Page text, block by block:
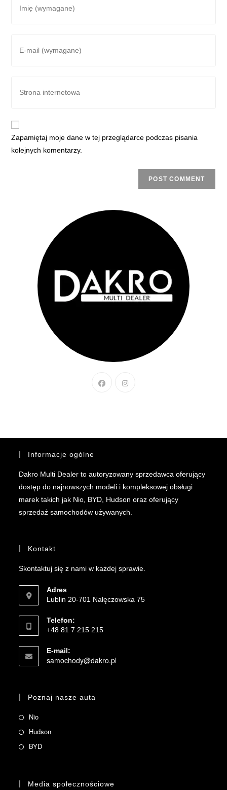
Zapamiętaj moje dane w tej przeglądarce podczas pisania
kolejnych komentarzy.
Informacje ogólne
Dakro Multi Dealer to autoryzowany sprzedawca oferujący
dostęp do najnowszych modeli i kompleksowej obsługi
marek takich jak Nio, BYD, Hudson oraz oferujący
sprzedaż samochodów używanych.
Kontakt
Skontaktuj się z nami w każdej sprawie.
Adres
Lublin 20-701 Nałęczowska 75
Telefon:
+48 81 7 215 215
E-mail:
samochody@dakro.pl
Poznaj nasze auta
Nio
Hudson
BYD
Media społecznościowe